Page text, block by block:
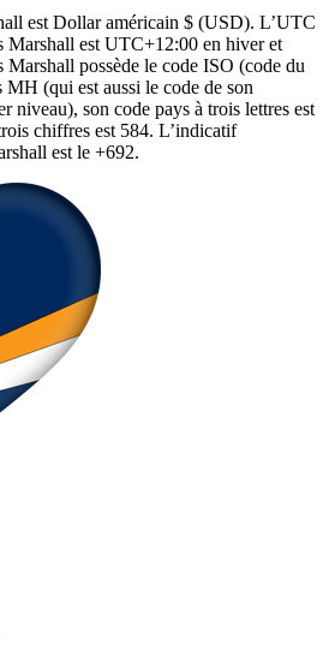
est Dollar américain $ (USD). L’UTC
Marshall est UTC+12:00 en hiver et
possède le code ISO (code du
(qui est aussi le code de son
niveau), son code pays à trois lettres est
chiffres est 584. L’indicatif
est le +692.